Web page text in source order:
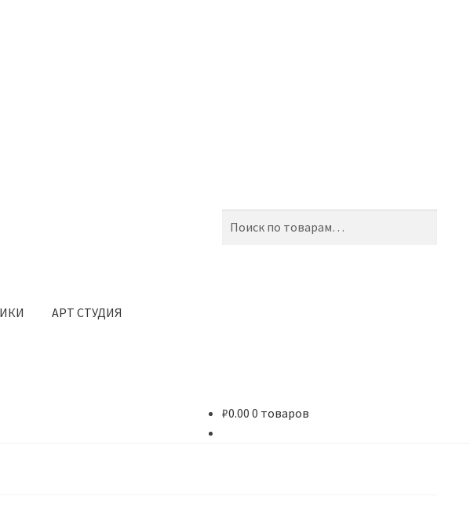
АРТ СТУДИЯ
₽0.00 0 товаров